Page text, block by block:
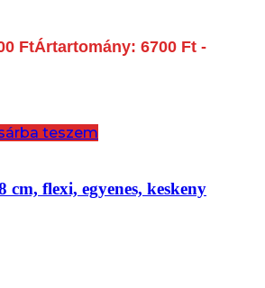
FtÁrtartomány: 6700 Ft -
teszem
cm, flexi, egyenes, keskeny